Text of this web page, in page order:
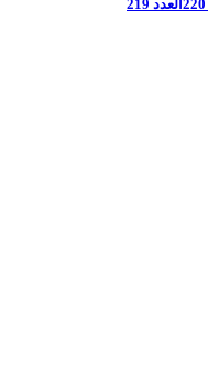
العدد 219